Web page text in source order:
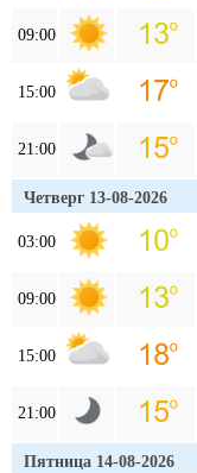
09:00
15:00
21:00
Четверг 13-08-2026
03:00
09:00
15:00
21:00
Пятница 14-08-2026